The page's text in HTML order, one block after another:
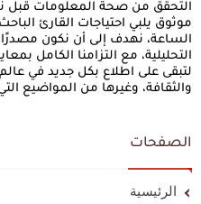
التحقق من صحة المعلومات قبل
موثوق يلبي احتياجات القارئ
الساعة، نهدف إلى أن نكون مصدرًا
التحليلية، مع التزامنا الكامل
لتبقى على اطلاع بكل جديد في عالم
والثقافة، وغيرها من المواضيع
الصفحات
الرئيسية